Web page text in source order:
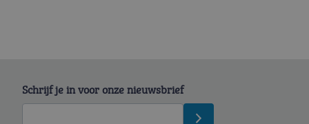
Schrijf je in voor onze nieuwsbrief